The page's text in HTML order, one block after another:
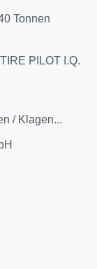
Tonnen
PILOT I.Q.
/ Klagen...